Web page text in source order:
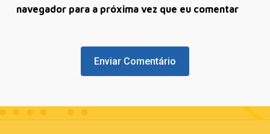
navegador para a próxima vez que eu comentar